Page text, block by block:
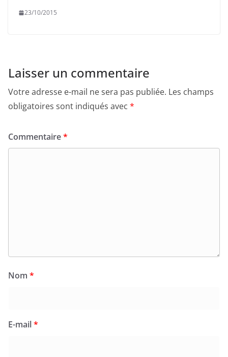
23/10/2015
Laisser un commentaire
Votre adresse e-mail ne sera pas publiée. Les champs
obligatoires sont indiqués avec *
Commentaire*
Nom *
E-mail*